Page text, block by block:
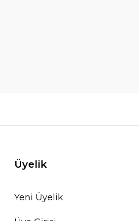
Üyelik
Yeni Üyelik